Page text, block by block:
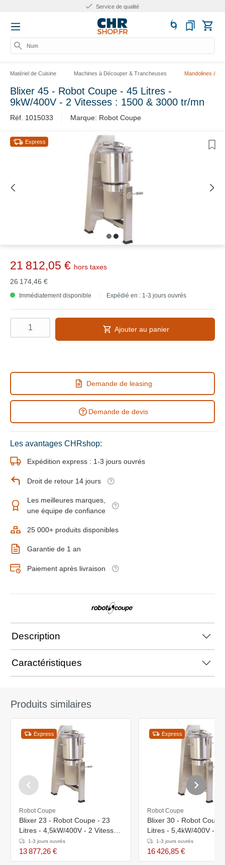
Service de qualité
Numé
Matériel de Cuisine Machines à Découper & Trancheuses Mandolines &
Blixer 45 - Robot Coupe - 45 Litres -
9kW/400V - 2 Vitesses : 1500 & 3000 tr/mn
Réf. 1015033 Marque: Robot Coupe
Express
21 812,05 € hors taxes
26 174,46 €
Immédiatement disponible Expédié en : 1-3 jours ouvrés
Ajouter au panier
Demande de leasing
Demande de devis
Les avantages CHRshop:
Expédition express : 1-3 jours ouvrés
Droit de retour 14 jours
Les meilleures marques,
une équipe de confiance
25 000+ produits disponibles
Garantie de 1 an
Paiement après livraison
Description
Caractéristiques
Produits similaires
Express
Robot Coupe
Blixer 23 - Robot Coupe - 23
Litres - 4,5kW/400V - 2 Vitesses
: 1500 & 3000 tr/mn
1-3 jours ouvrés
13 877,26 €
Express
Robot Coupe
Blixer 30 - Robot
Litres - 5,4kW/400V - 2
: 1500 & 3000 tr/mn
1-3 jours ouvrés
16 426,85 €